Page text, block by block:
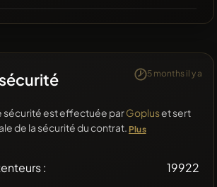
5 months il y a
sécurité est effectuée parGopluset sert
de la sécurité du contrat. Plus
: 19922